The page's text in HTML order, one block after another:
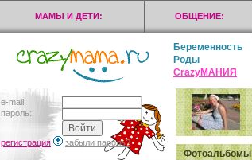
МАМЫ И ДЕТИ: ОБЩЕНИЕ:
Беременность
Роды
CrazyМАНИЯ
e-mail:
пароль:
регистрация забыли пароль?
Фотоальбомы